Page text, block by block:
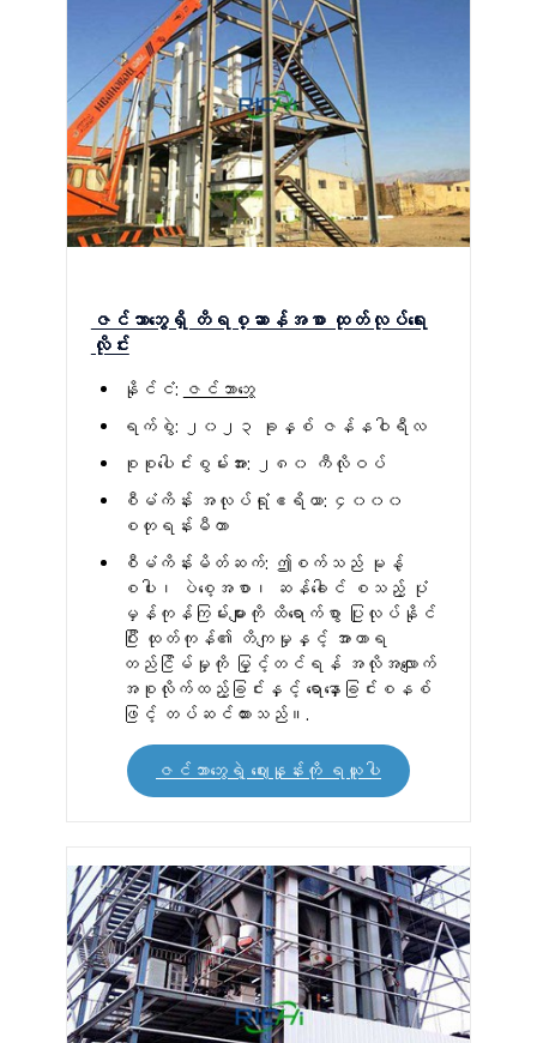
ဇင်ဘာဘွေရှိ တိရစ္ဆာန်အစာ ထုတ်လုပ်ရေး
လိုင်း
နိုင်ငံ: ဇင်ဘာဘွေ
ရက်စွဲ: ၂၀၂၃ ခုနှစ် ဇန်နဝါရီလ
စုစုပေါင်းစွမ်းအား: ၂၈၀ ကီလိုဝပ်
စီမံကိန်း အလုပ်ရုံဧရိယာ: ၄၀၀၀
စတုရန်းမီတာ
စီမံကိန်းမိတ်ဆက်: ဤစက်သည် မုန့်
စပါး၊ ပဲစေ့အစာ၊ ဆန်ခေါင် စသည့် ပုံ
မှန်ကုန်ကြမ်းများကို ထိရောက်စွာ ပြုလုပ်နိုင်
ပြီး ထုတ်ကုန်၏ တိကျမှုနှင့် အာဟာရ
တည်ငြိမ်မှုကို မြှင့်တင်ရန် အလိုအလျောက်
အစုလိုက်ထည့်ခြင်းနှင့် ရောနှောခြင်းစနစ်
ဖြင့် တပ်ဆင်ထားသည်။.
ဇင်ဘာဘွေရဲ့ ဈေးနှုန်းကို ရယူပါ